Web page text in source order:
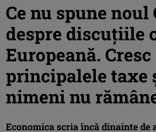
Ce nu spune noul
despre discuțiile
Europeană. Cresc
principalele taxe
nimeni nu
Economica scria încă dinainte de